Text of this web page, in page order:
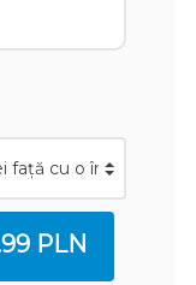
PLN